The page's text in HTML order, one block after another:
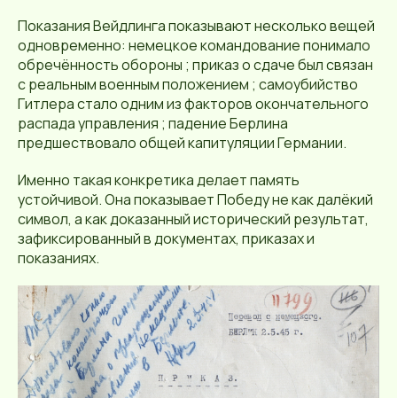
Показания Вейдлинга показывают несколько вещей
одновременно: немецкое командование понимало
обречённость обороны ; приказ о сдаче был связан
с реальным военным положением ; самоубийство
Гитлера стало одним из факторов окончательного
распада управления ; падение Берлина
предшествовало общей капитуляции Германии.
Именно такая конкретика делает память
устойчивой. Она показывает Победу не как далёкий
символ, а как доказанный исторический результат,
зафиксированный в документах, приказах и
показаниях.